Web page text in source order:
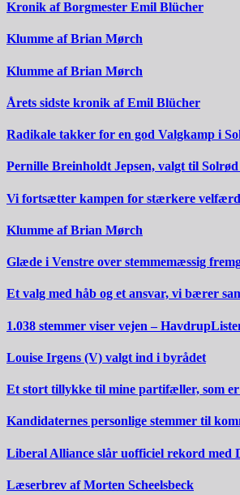
Kronik af Borgmester Emil Blücher
Klumme af Brian Mørch
Klumme af Brian Mørch
Årets sidste kronik af Emil Blücher
Radikale takker for en god Valgkamp i
Pernille Breinholdt Jepsen, valgt til
Vi fortsætter kampen for stærkere
Klumme af Brian Mørch
Glæde i Venstre over stemmemæssig
Et valg med håb og et ansvar, vi bærer
1.038 stemmer viser vejen –
Louise Irgens (V) valgt ind i byrådet
Et stort tillykke til mine partifæller, som
Kandidaternes personlige stemmer til
Liberal Alliance slår uofficiel rekord med
Læserbrev af Morten Scheelsbeck